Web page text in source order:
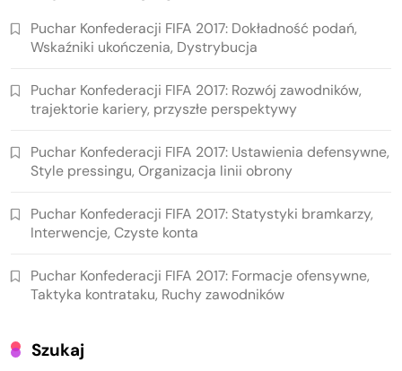
Puchar Konfederacji FIFA 2017: Dokładność podań,
Wskaźniki ukończenia, Dystrybucja
Puchar Konfederacji FIFA 2017: Rozwój zawodników,
trajektorie kariery, przyszłe perspektywy
Puchar Konfederacji FIFA 2017: Ustawienia defensywne,
Style pressingu, Organizacja linii obrony
Puchar Konfederacji FIFA 2017: Statystyki bramkarzy,
Interwencje, Czyste konta
Puchar Konfederacji FIFA 2017: Formacje ofensywne,
Taktyka kontrataku, Ruchy zawodników
Szukaj